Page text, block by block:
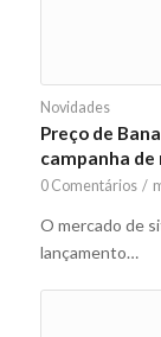
Novidades
Preço de
campanha
0 Comentários /
O mercado de
lançamento…